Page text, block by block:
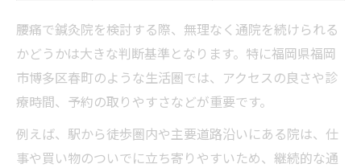
腰痛で鍼灸院を検討する際、無理なく通院を続けられる
かどうかは大きな判断基準となります。特に福岡県福岡
市博多区春町のような生活圏では、アクセスの良さや診
療時間、予約の取りやすさなどが重要です。
例えば、駅から徒歩圏内や主要道路沿いにある院は、仕
事や買い物のついでに立ち寄りやすいため、継続的な通